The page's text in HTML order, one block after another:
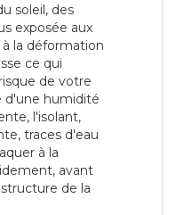
soleil, des
exposée aux
la déformation
ce qui
de votre
d'une humidité
l'isolant,
traces d'eau
à la
avant
de la